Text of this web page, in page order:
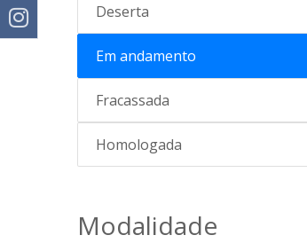
Deserta
Em andamento
Fracassada
Homologada
Modalidade